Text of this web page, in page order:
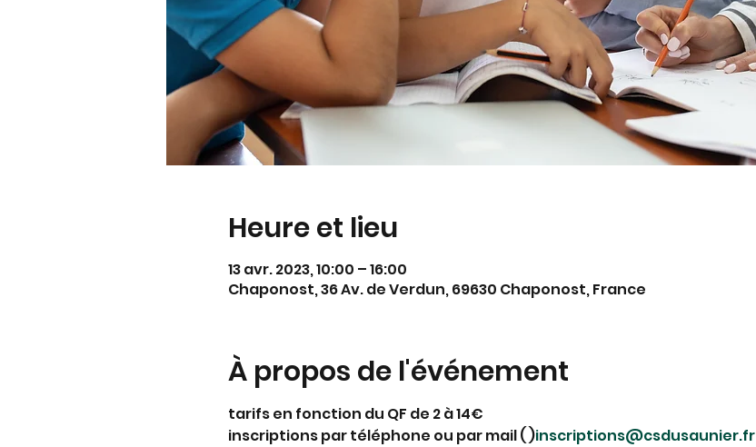
Heure et lieu
13 avr. 2023, 10:00 – 16:00
Chaponost, 36 Av. de Verdun, 69630 Chaponost, France
À propos de l'événement
tarifs en fonction du QF de 2 à 14€
inscriptions par téléphone ou par mail ( )inscriptions@csdusaunier.fr